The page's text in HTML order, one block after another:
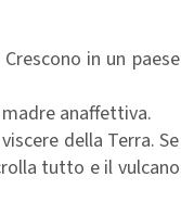
in un paese
anaffettiva.
della Terra. Se
tutto e il vulcano